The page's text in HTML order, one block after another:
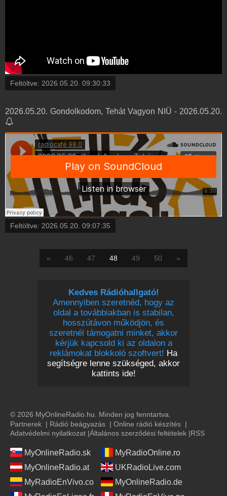
Feltöltve: 2026.05.20. 09:30:33
2026.05.20. Gondolkodom, Tehát Vagyon NIÜ - 2026.05.20.
Feltöltve: 2026.05.20. 09:07:35
« 46 47 48 49 50 »
Kedves Rádióhallgató!
Amennyiben szeretnéd, hogy az
oldal a továbbiakban is stabilan,
hosszútávon működjön, és
szeretnél támogatni minket, akkor
kérjük kapcsold ki az oldalon a
reklámokat blokkoló szoftvert! Ha
segítségre lenne szükséged, akkor
kattints ide!
© 2026 MyOnlineRadio.hu. Minden jog fenntartva.
Partnerek | Rádió beágyazás | Online rádió készítés |
Adatvédelmi nyilatkozat |Általános szerződési feltételek |RSS
MyOnlineRadio.sk
MyRadioOnline.ro
MyOnlineRadio.at
UKRadioLive.com
MyRadioEnVivo.co
MyOnlineRadio.de